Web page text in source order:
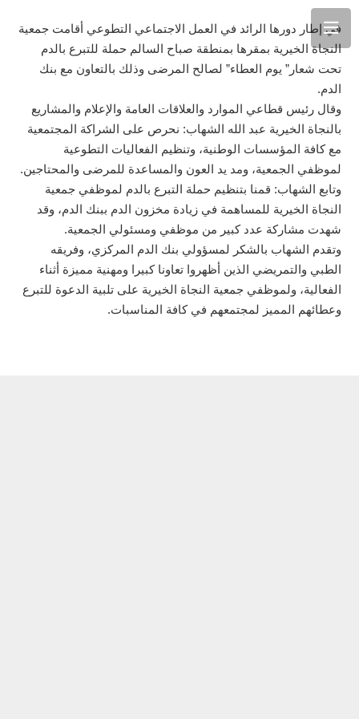
في إطار دورها الرائد في العمل الاجتماعي التطوعي أقامت جمعية
النجاة الخيرية بمقرها بمنطقة صباح السالم حملة للتبرع بالدم
تحت شعار” يوم العطاء” لصالح المرضى وذلك بالتعاون مع بنك
الدم.
وقال رئيس قطاعي الموارد والعلاقات العامة والإعلام والمشاريع
بالنجاة الخيرية عبد الله الشهاب: نحرص على الشراكة المجتمعية
مع كافة المؤسسات الوطنية، وتنظيم الفعاليات التطوعية
لموظفي الجمعية، ومد يد العون والمساعدة للمرضى والمحتاجين.
وتابع الشهاب: قمنا بتنظيم حملة التبرع بالدم لموظفي جمعية
النجاة الخيرية للمساهمة في زيادة مخزون الدم ببنك الدم، وقد
شهدت مشاركة عدد كبير من موظفي ومسئولي الجمعية.
وتقدم الشهاب بالشكر لمسؤولي بنك الدم المركزي، وفريقه
الطبي والتمريضي الذين أظهروا تعاونا كبيرا ومهنية مميزة أثناء
الفعالية، ولموظفي جمعية النجاة الخيرية على تلبية الدعوة للتبرع
وعطائهم المميز لمجتمعهم في كافة المناسبات.